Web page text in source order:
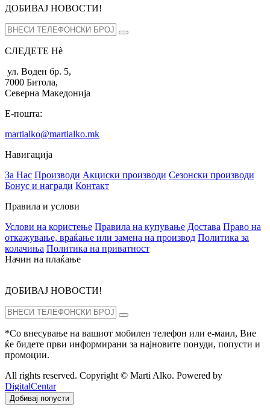
ДОБИВАЈ НОВОСТИ!
СЛЕДЕТЕ Нѐ
ул. Воден бр. 5,
7000 Битола,
Северна Македонија
Е-пошта:
martialko@martialko.mk
Навигација
За Нас Производи Акциски производи Сезонски производи
Бонус и награди Контакт
Правила и услови
Услови на користење Правила на купување Достава Право на
откажување, враќање или замена на производ Политика за
колачиња Политика на приватност
Начин на плаќање
ДОБИВАЈ НОВОСТИ!
*Со внесување на вашиот мобилен телефон или е-маил, Вие
ќе бидете први информирани за најновите понуди, попусти и
промоции.
All rights reserved. Copyright © Marti Alko. Powered by
DigitalCentar
Добивај попусти